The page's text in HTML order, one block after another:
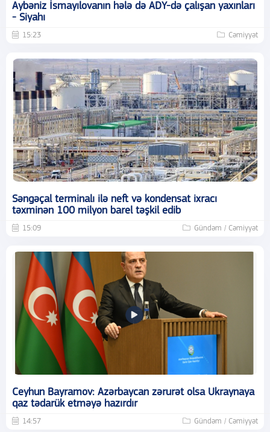
Aybəniz İsmayılovanın hələ də ADY-də çalışan yaxınları
- Siyahı
15:23 Cəmiyyət
Səngəçal terminalı ilə neft və kondensat ixracı
təxminən 100 milyon barel təşkil edib
15:09 Gündəm / Cəmiyyət
Ceyhun Bayramov: Azərbaycan zərurət olsa Ukraynaya
qaz tədarük etməyə hazırdır
14:57 Gündəm / Cəmiyyət